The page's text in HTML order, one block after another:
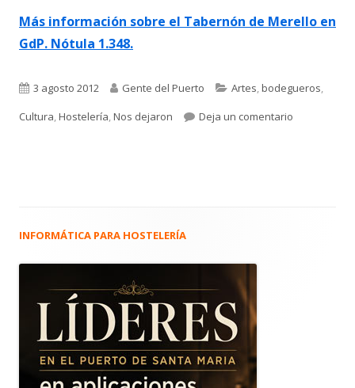
Más información sobre el Tabernón de Merello en
GdP. Nótula 1.348.
Publicado
el
3 agosto 2012 Autor
Gente del Puerto Categorías
Artes bodegueros
Cultura Hostelería Nos dejaron Deja un comentario
Barra
principal
INFORMÁTICA PARA HOSTELERÍA